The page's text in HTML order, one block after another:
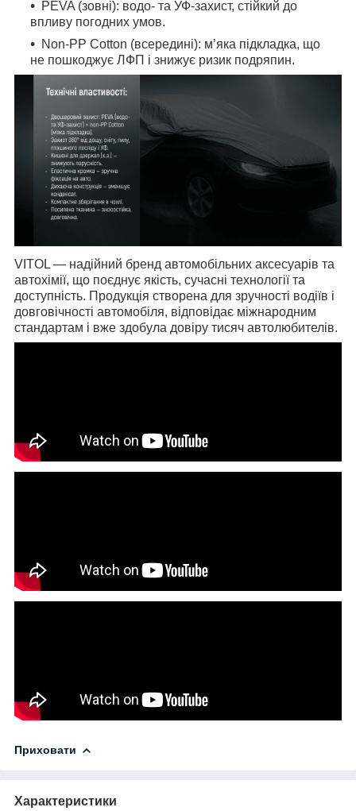
PEVA (зовні): водо- та УФ-захист, стійкий до
впливу погодних умов.
Non-PP Cotton (всередині): м’яка підкладка, що
не пошкоджує ЛФП і знижує ризик подряпин.
VITOL — надійний бренд автомобільних аксесуарів та
автохімії, що поєднує якість, сучасні технології та
доступність. Продукція створена для зручності водіїв і
довговічності автомобіля, відповідає міжнародним
стандартам і вже здобула довіру тисяч автолюбителів.
Приховати
Характеристики